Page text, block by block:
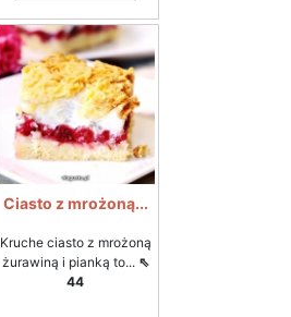
Ciasto z mrożoną...
Kruche ciasto z mrożoną
żurawiną i pianką to... ⇖
44